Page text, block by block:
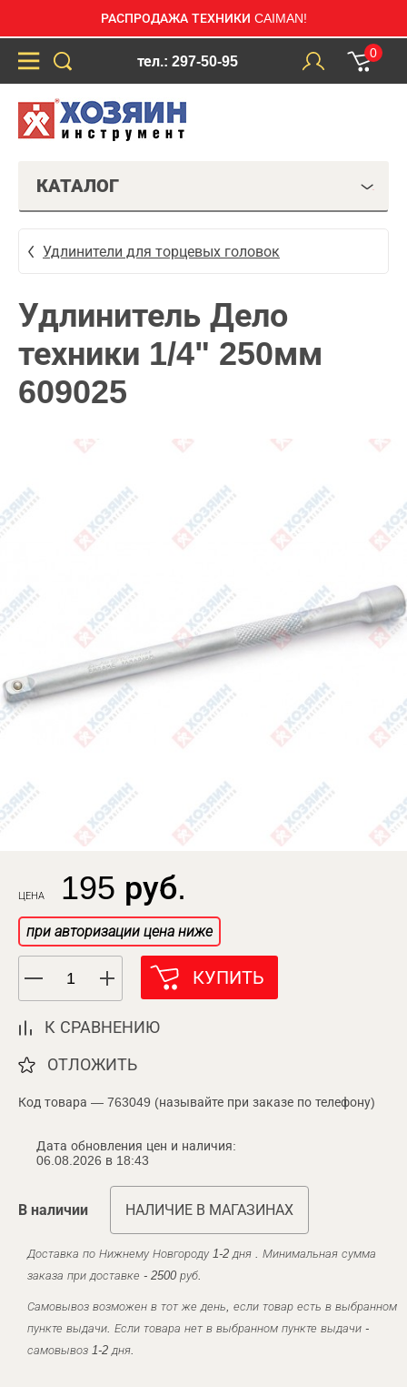
РАСПРОДАЖА ТЕХНИКИ CAIMAN!
тел.: 297-50-95
0
КАТАЛОГ
Удлинители для торцевых головок
Удлинитель Дело
техники 1/4" 250мм
609025
ЦЕНА 195 руб.
при авторизации цена ниже
КУПИТЬ
К СРАВНЕНИЮ
ОТЛОЖИТЬ
Код товара — 763049 (называйте при заказе по телефону)
Дата обновления цен и наличия:
06.08.2026 в 18:43
В наличии НАЛИЧИЕ В МАГАЗИНАХ
Доставка по Нижнему Новгороду 1-2 дня . Минимальная сумма
заказа при доставке - 2500 руб.
Самовывоз возможен в тот же день, если товар есть в выбранном
пункте выдачи. Если товара нет в выбранном пункте выдачи -
самовывоз 1-2 дня.